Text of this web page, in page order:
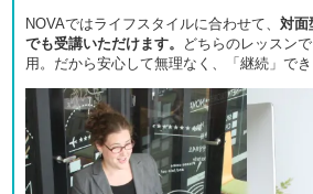
NOVAではライフスタイルに合わせて、 対面
でも受講いただけます。
どちらのレッスン
用。だから安心して無理なく、「継続」でき